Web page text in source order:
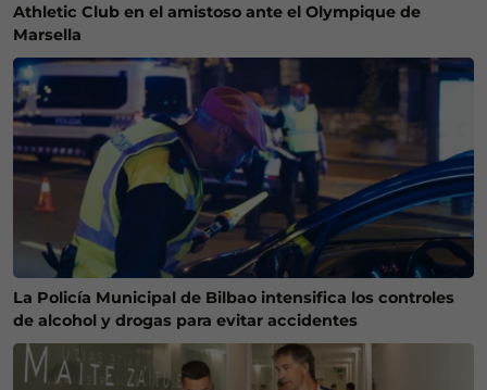
Athletic Club en el amistoso ante el Olympique de
Marsella
La Policía Municipal de Bilbao intensifica los controles
de alcohol y drogas para evitar accidentes